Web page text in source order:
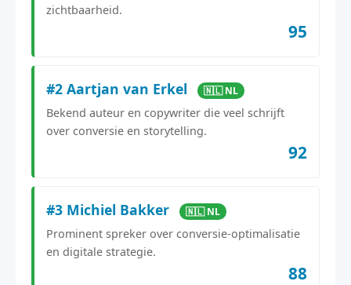
zichtbaarheid.
95
#2 Aartjan van Erkel 🇳🇱 NL
Bekend auteur en copywriter die veel schrijft
over conversie en storytelling.
92
#3 Michiel Bakker 🇳🇱 NL
Prominent spreker over conversie-optimalisatie
en digitale strategie.
88